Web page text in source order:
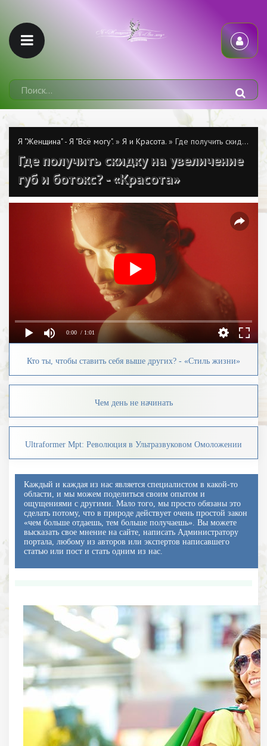
Я "Женщина" - Я "Всё могу". » Я и Красота. » Где получить скидку на увеличение губ и ботокс? - «Красота»
Где получить скидку на увеличение
губ и ботокс? - «Красота»
0:00 / 1:01
Кто ты, чтобы ставить себя выше других? - «Стиль жизни»
Чем день не начинать
Ultraformer Mpt: Революция в Ультразвуковом Омоложении
Каждый и каждая из нас является специалистом в какой-то
области, и мы можем поделиться своим опытом и
ощущениями с другими. Мало того, мы просто обязаны это
сделать потому, что в природе действует очень простой закон
«чем больше отдаешь, тем больше получаешь». Вы можете
высказать свое мнение на сайте, написать Администратору
портала, любому из авторов или экспертов написавшего
статью или пост и стать одним из нас.